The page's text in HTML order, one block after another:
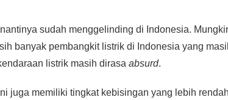
sudah menggelinding di Indonesia.
banyak pembangkit listrik di Indonesia yang
listrik masih dirasa absurd.
juga memiliki tingkat kebisingan yang lebih